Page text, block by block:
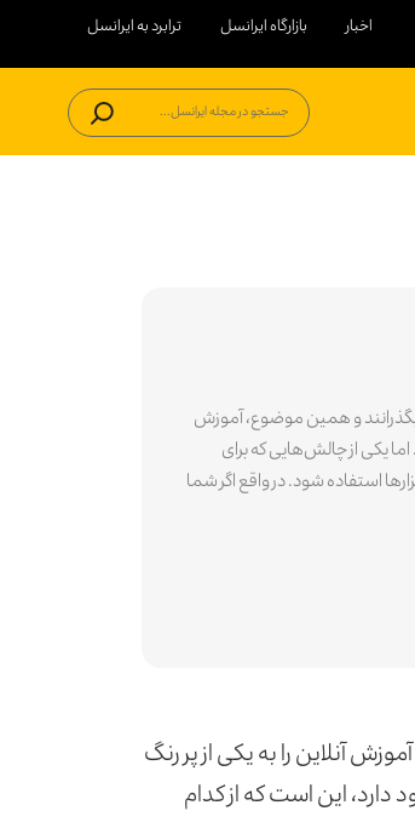
اخبار بازارگاه ایرانسل ترابرد به ایرانسل
جستجو در مجله ایرانسل...
و همین موضوع، آموزش
اما یکی از چالش‌هایی که برای
استفاده شود. در واقع اگر شما
آنلاین را به یکی از پر رنگ
این است که از کدام